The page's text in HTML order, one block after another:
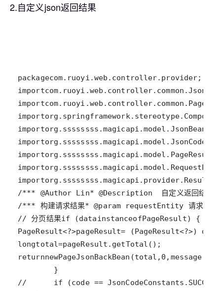
2.自定义json返回结果
packagecom. ruoyi .web . controller. provider
importcom. ruoyi .web . controller. common .
importcom. ruoyi .web . controller. common .
importorg . springframework. stereotype.
importorg . ssssssss .magicapi .model . JsonBean
importorg . ssssssss .magicapi .model .
importorg . ssssssss .magicapi .model . PageResult
importorg . ssssssss .magicapi .model .
importorg . ssssssss .magicapi . provider.
/*** @Author Lin* @Description  自定义返回结果
/*** 构建请求结果* @param requestEntity 请求相关
// 分页结果if (datainstanceofPageResult
PageResult<?>pageResult= (PageResult<?>) data
longtotal=pageResult . getTotal
returnnewPageJsonBackBean (total , 0 , message
//      if (code ==